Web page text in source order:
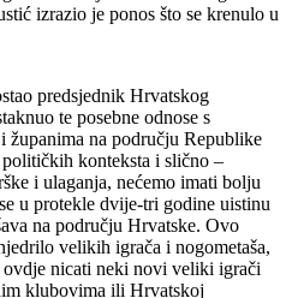
izrazio je ponos što se krenulo u
predsjednik Hrvatskog
te posebne odnose s
županima na području Republike
konteksta i slično –
i ulaganja, nećemo imati bolju
u protekle dvije-tri godine uistinu
na području Hrvatske. Ovo
velikih igrača i nogometaša,
nicati neki novi veliki igrači
klubovima ili Hrvatskoj